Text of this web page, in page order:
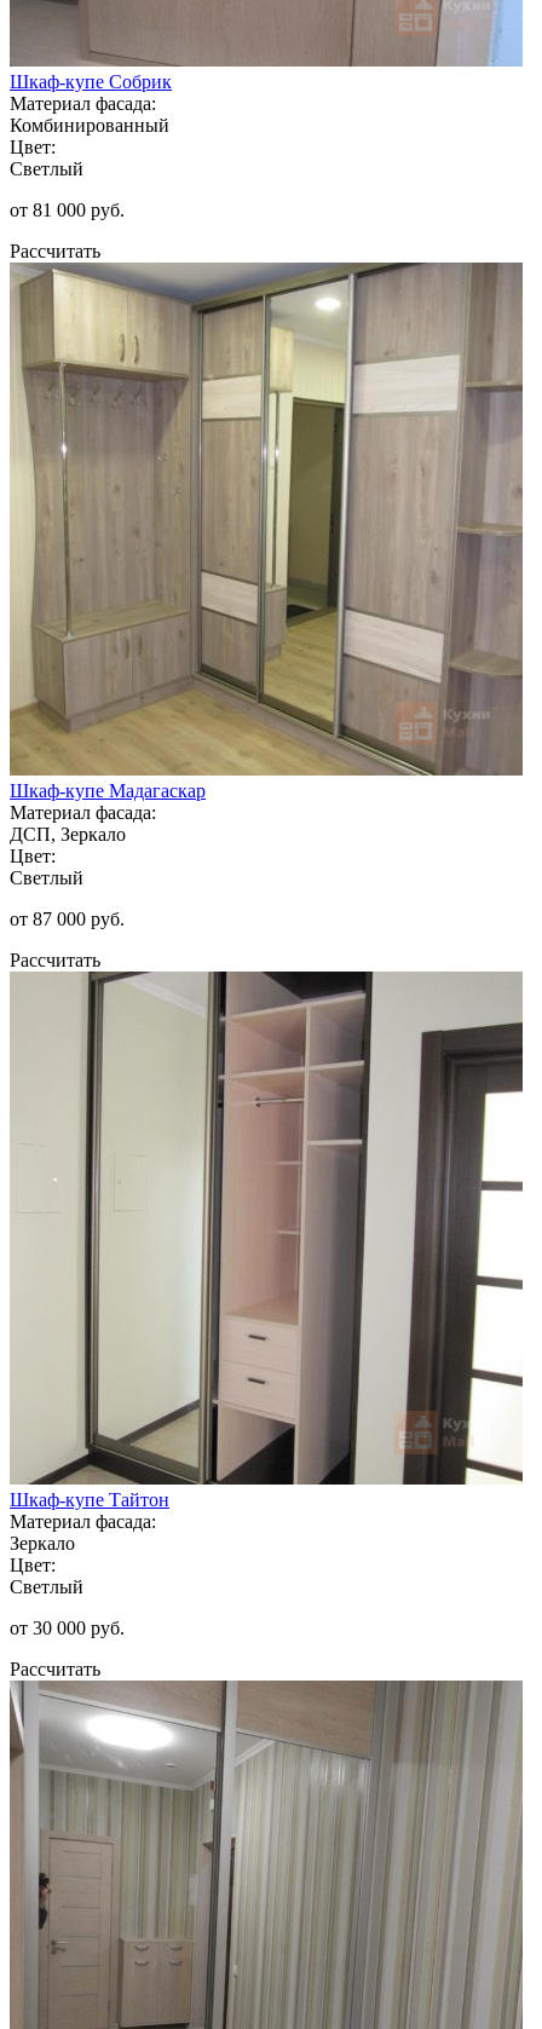
Шкаф-купе Собрик
Материал фасада:
Комбинированный
Цвет:
Светлый
от 81 000 руб.
Рассчитать
Шкаф-купе Мадагаскар
Материал фасада:
ДСП, Зеркало
Цвет:
Светлый
от 87 000 руб.
Рассчитать
Шкаф-купе Тайтон
Материал фасада:
Зеркало
Цвет:
Светлый
от 30 000 руб.
Рассчитать